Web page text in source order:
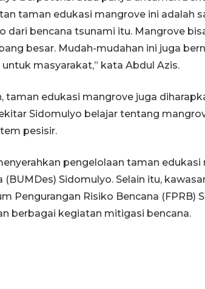
taman edukasi mangrove ini adalah
dari bencana tsunami itu. Mangrove
besar. Mudah-mudahan ini juga
masyarakat,” kata Abdul Azis.
taman edukasi mangrove juga
Sidomulyo belajar tentang
pesisir.
pengelolaan taman
(BUMDes) Sidomulyo. Selain itu,
Pengurangan Risiko Bencana (FPRB)
berbagai kegiatan mitigasi bencana.